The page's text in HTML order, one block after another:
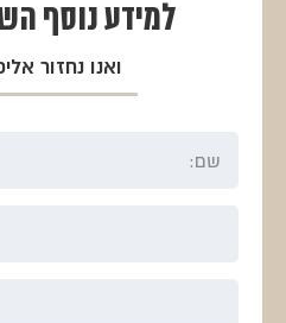
למידע נוסף
ואנו נחזור